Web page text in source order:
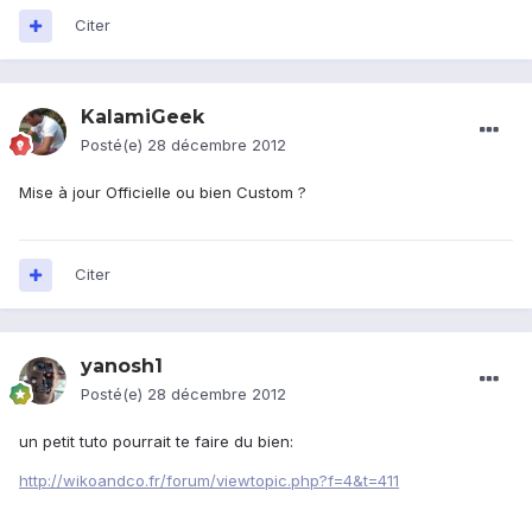
Citer
KalamiGeek
Posté(e) 28 décembre 2012
Mise à jour Officielle ou bien Custom ?
Citer
yanosh1
Posté(e) 28 décembre 2012
un petit tuto pourrait te faire du bien:
http://wikoandco.fr/forum/viewtopic.php?f=4&t=411